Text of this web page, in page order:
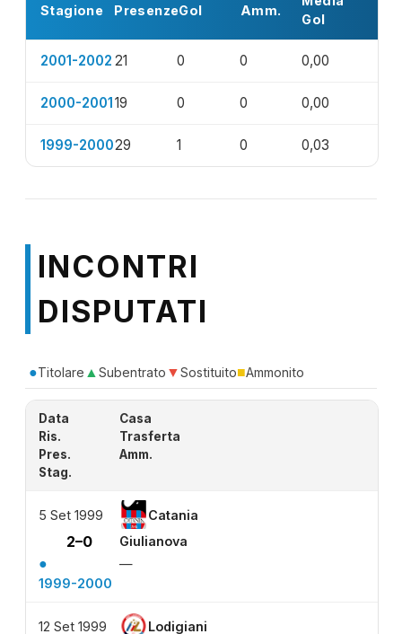
Stagione PresenzeGol Amm.
Gol
2001-2002 21 0 0 0,00
2000-200119 0 0 0,00
1999-200029 1 0 0,03
INCONTRI
DISPUTATI
●Titolare ▲Subentrato ▼Sostituito■Ammonito
Data
Casa
Ris.
Trasferta
Pres.
Amm.
Stag.
5 Set 1999 Catania
2–0 Giulianova
●
—
1999-2000
12 Set 1999 Lodigiani